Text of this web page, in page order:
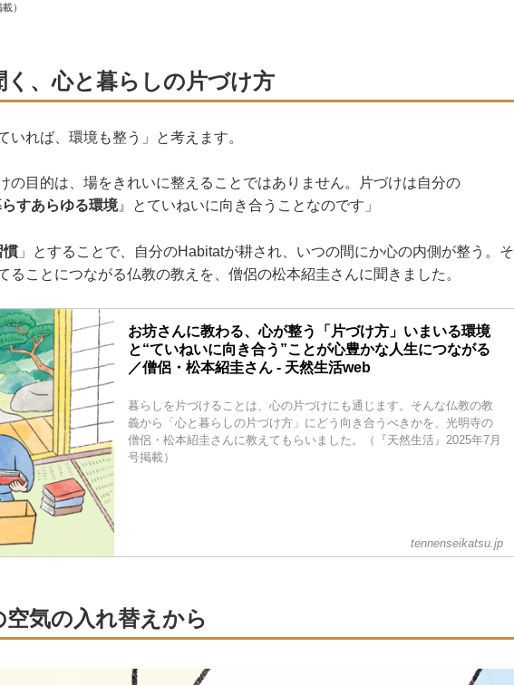
）
く、心と暮らしの片づけ方
いれば、環境も整う」と考えます。
の目的は、場をきれいに整えることではありません。片づけは自分の
すあらゆる環境』とていねいに向き合うことなのです」
慣 」とすることで、自分のHabitatが耕され、いつの間にか心の内側が整う。そ
ることにつながる仏教の教えを、僧侶の松本紹圭さんに聞きました。
お坊さんに教わる、心が整う「片づけ方」いまいる環境
と“ていねいに向き合う”ことが心豊かな人生につながる
／僧侶・松本紹圭さん - 天然生活web
暮らしを片づけることは、心の片づけにも通じます。そんな仏教の教
義から「心と暮らしの片づけ方」にどう向き合うべきかを、光明寺の
僧侶・松本紹圭さんに教えてもらいました。（『天然生活』2025年7月
号掲載）
tennenseikatsu.jp
空気の入れ替えから